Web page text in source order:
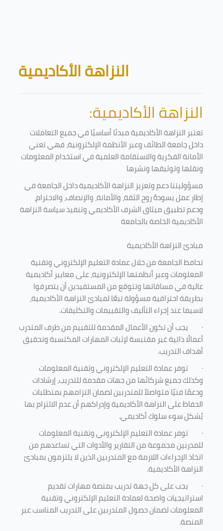
Blocks
النزاهة الأكاديمية
النزاهة الأكاديمية:
تعتبر النزاهة الأكاديمية مبدئا أساسيًا في جميع التعاملات
داخل جامعة الطائف وعبر الأنظمة الإلكترونية، فهي تعني
الأمانة الفكرية والاستقامة العلمية في استخدام المعلومات
ونقلها وتوثيقها ونشرها
مسؤوليتنا دعم وتعزيز النزاهة الأكاديمية داخل الجامعة في
إطار عمل يسودهُ روح الثقة، والأمانة، والإنصاف، والاحترام،
ودعم تطبيق ميثاق الشرف الأكاديمي وتنفيذ سياسة النزاهة
الأكاديمية الخاصة بالجامعة
مبادئ النزاهة الأكاديمية
تحافظ الجامعة من خلال عمادة التعليم الإلكتروني وتقنية
المعلومات وعبر أنظمتها الإلكترونية، على معايير أكاديمية
عالية في مساقاتها وتتوقع من المستفيدين أن يتصرفوا
بطريقة احترافية مسؤولة تبعًا لمبادئ النزاهة الأكاديمية،
لاسيما عند إجراء التأليف والتقييمات والتكليفات.
· يجب أن تكون الأعمال المقدمة للتقييم من طرف المتدرب
أعمالًا ذاتية غير مقتبسة لإثبات المهارات المكتسبة وتحقيق
أهداف التدريب.
· توفر عمادة التعليم الإلكتروني وتقنية المعلومات
وكذلك جميع شركائها من جهات مقدمة للتدريب، إرشادات
ودعمًا فنيًا متواصلاً للمتدربين لضمان التزامهم بمتطلبات
الحفاظ على النزاهة الأكاديمية وإدراكهم أن عدم الالتزام بها
يُشكل سوء سلوك أكاديمي.
· توفر عمادة التعليم الإلكتروني وتقنية المعلومات
للمدربين مجموعة من التقارير والأدوات التي تساعدهم من
اتخاذ الإجراءات اللازمة مع المتدربين الذين لا يلتزمون بمبادئ
النزاهة الأكاديمية.
· يجب على كل جهة تدريب بمنصة مهارات تقديم
استراتيجيات واضحة لعمادة التعليم الإلكتروني وتقنية
المعلومات لضمان حصول المتدربين على التدريب المناسب عبر
المنصة.